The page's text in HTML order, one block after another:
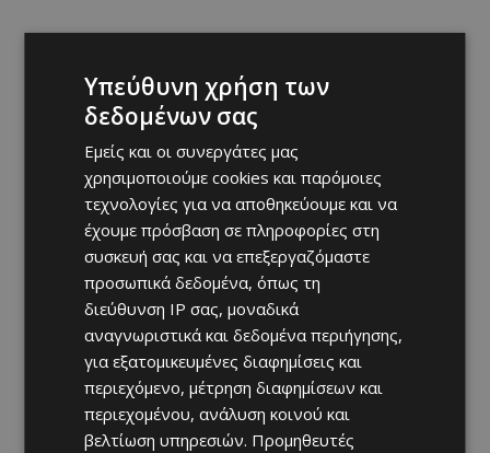
Υπεύθυνη χρήση των
δεδομένων σας
Εμείς και οι συνεργάτες μας
χρησιμοποιούμε cookies και παρόμοιες
τεχνολογίες για να αποθηκεύουμε και να
έχουμε πρόσβαση σε πληροφορίες στη
συσκευή σας και να επεξεργαζόμαστε
προσωπικά δεδομένα, όπως τη
διεύθυνση IP σας, μοναδικά
αναγνωριστικά και δεδομένα περιήγησης,
για εξατομικευμένες διαφημίσεις και
περιεχόμενο, μέτρηση διαφημίσεων και
περιεχομένου, ανάλυση κοινού και
βελτίωση υπηρεσιών. Προμηθευτές